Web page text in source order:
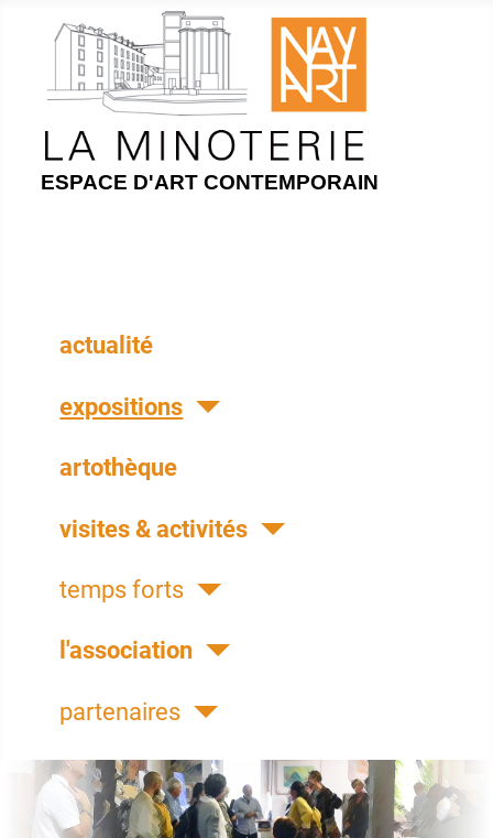
ESPACE D'ART CONTEMPORAIN
actualité
expositions
artothèque
visites & activités
temps forts
l'association
partenaires